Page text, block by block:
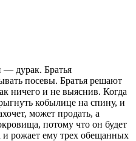
дурак. Братья
посевы. Братья решают
ничего и не выяснив. Когда
кобылице на спину, и
может продать, а
потому что он будет
рожает ему трех обещанных